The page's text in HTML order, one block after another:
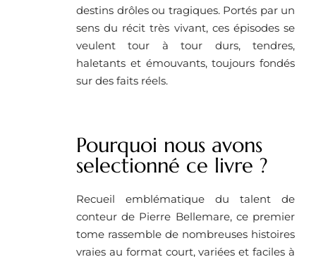
destins drôles ou tragiques. Portés par un
sens du récit très vivant, ces épisodes se
veulent tour à tour durs, tendres,
haletants et émouvants, toujours fondés
sur des faits réels.
Pourquoi nous avons
selectionné ce livre ? ​
Recueil emblématique du talent de
conteur de Pierre Bellemare, ce premier
tome rassemble de nombreuses histoires
vraies au format court, variées et faciles à